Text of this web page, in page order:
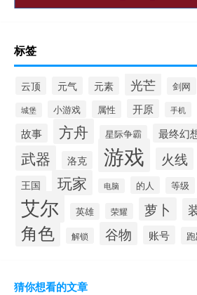
标签
云顶 元气 元素 光芒 剑网
城堡 小游戏 属性 开原 手机
故事 方舟 星际争霸 最终幻
武器 洛克 游戏 火线
王国 玩家 电脑 的人 等级
艾尔 英雄 荣耀 萝卜
角色 解锁 谷物 账号
猜你想看的文章